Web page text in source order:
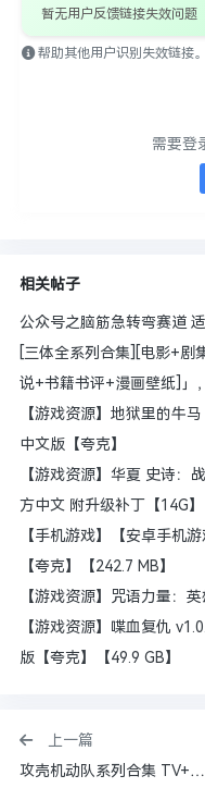
暂无用户反馈链接失效问题
帮助其他用户识别失效链接。
需要登
相关帖子
公众号之脑筋急转弯赛道
[三体全系列合集][电影+
说+书籍书评+漫画壁纸]」，
【游戏资源】地狱里的牛
中文版【夸克】
【游戏资源】华夏 史诗：
方中文 附升级补丁【14G】
【手机游戏】【安卓手机
【夸克】【242.7 MB】
【游戏资源】咒语力量：
【游戏资源】喋血复仇
版【夸克】【49.9 GB】
上一篇
攻壳机动队系列合集 TV+剧场版+OVA+真人版 1080p 日语中字 夸克